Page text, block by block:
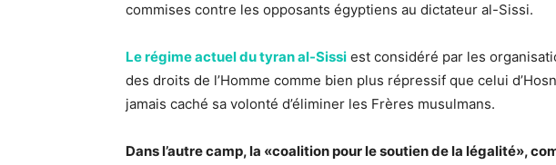
commises contre les opposants égyptiens au dictateur al-Sissi.
Le régime actuel du tyran al-Sissi est considéré par les
des droits de l’Homme comme bien plus répressif que celui
jamais caché sa volonté d’éliminer les Frères musulmans.
Dans l’autre camp, la «coalition pour le soutien de la légalité»,